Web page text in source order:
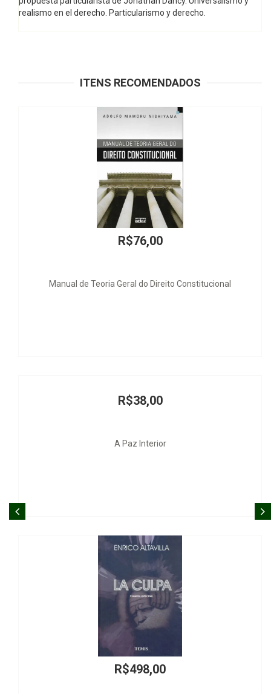
realismo en el derecho. Particularismo y derecho.
ITENS RECOMENDADOS
R$68,00
Culpabilidade e Actio Libera in Causa no Estado
Roma, Madre de las Leys